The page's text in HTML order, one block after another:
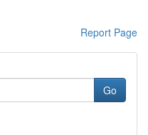
Report Page
Go